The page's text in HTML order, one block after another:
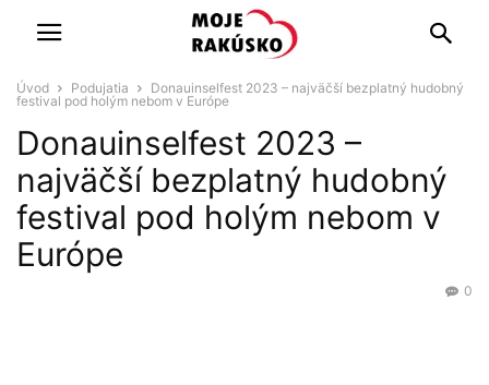
Úvod Podujatia
Donauinselfest 2023 – najväčší bezplatný hudobný
festival pod holým nebom v Európe
Donauinselfest 2023 –
najväčší bezplatný hudobný
festival pod holým nebom v
Európe
0